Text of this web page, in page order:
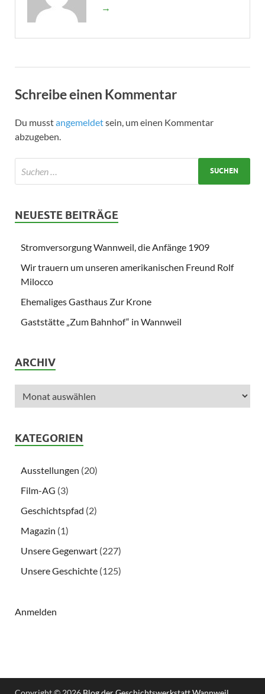
→
Schreibe einen Kommentar
Du musstangemeldetsein, um einen Kommentar
abzugeben.
NEUESTE BEITRÄGE
Stromversorgung Wannweil, die Anfänge 1909
Wir trauern um unseren amerikanischen Freund Rolf
Milocco
Ehemaliges Gasthaus Zur Krone
Gaststätte „Zum Bahnhof“ in Wannweil
ARCHIV
KATEGORIEN
Ausstellungen (20)
Film-AG (3)
Geschichtspfad (2)
Magazin (1)
Unsere Gegenwart (227)
Unsere Geschichte (125)
Anmelden